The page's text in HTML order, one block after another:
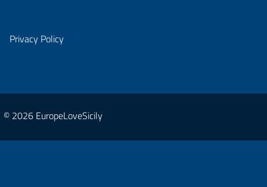
Privacy Policy
© 2026 EuropeLoveSicily